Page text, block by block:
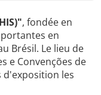
, fondée en
en
Brésil. Le lieu de
e Convenções de
d'exposition les